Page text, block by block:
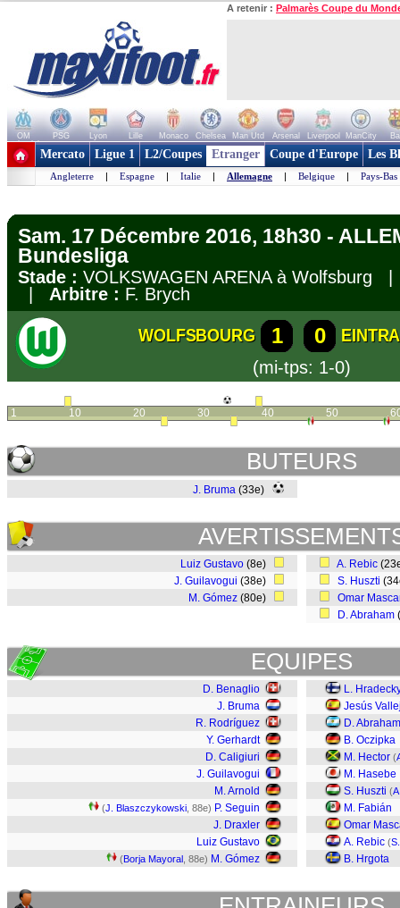
A retenir : Palmarès Coupe du
OM PSG Lyon Lille Monaco Chelsea Man Utd Arsenal Liverpool ManCity
+ de clubs
Mercato Ligue 1 L2/Coupes Etranger Coupe d'Europe Les
Angleterre | Espagne | Italie | Allemagne | Belgique | Pays-Bas
Sam. 17 Décembre 2016, 18h30 -
Bundesliga
Stade : VOLKSWAGEN ARENA à
Arbitre : F. Brych
WOLFSBOURG 1 0
(mi-tps: 1-0)
1 10 20 30 40 50
BUTEURS
J. Bruma (33e)
Luiz Gustavo (8e)
J. Guilavogui (38e)
M. Gómez (80e)
A. Rebic
S. Huszti
Omar
D. Abraham
EQUIPES
D. Benaglio
J. Bruma
R. Rodríguez
Y. Gerhardt
D. Caligiuri
J. Guilavogui
M. Arnold
(J. Blaszczykowski , 88e) P. Seguin
J. Draxler
Luiz Gustavo
(Borja Mayoral , 88e) M. Gómez
L.
Jesús
D. Abraham
B. Oczipka
M. Hector (
M. Hasebe
S. Huszti (
M. Fabián
Omar
A. Rebic (
B. Hrgota